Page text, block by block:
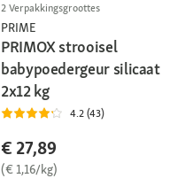
2 Verpakkingsgroottes
PRIME
PRIMOX strooisel
babypoedergeur silicaat
2x12 kg
4.2 (43)
€ 27,89
(€ 1,16/kg)